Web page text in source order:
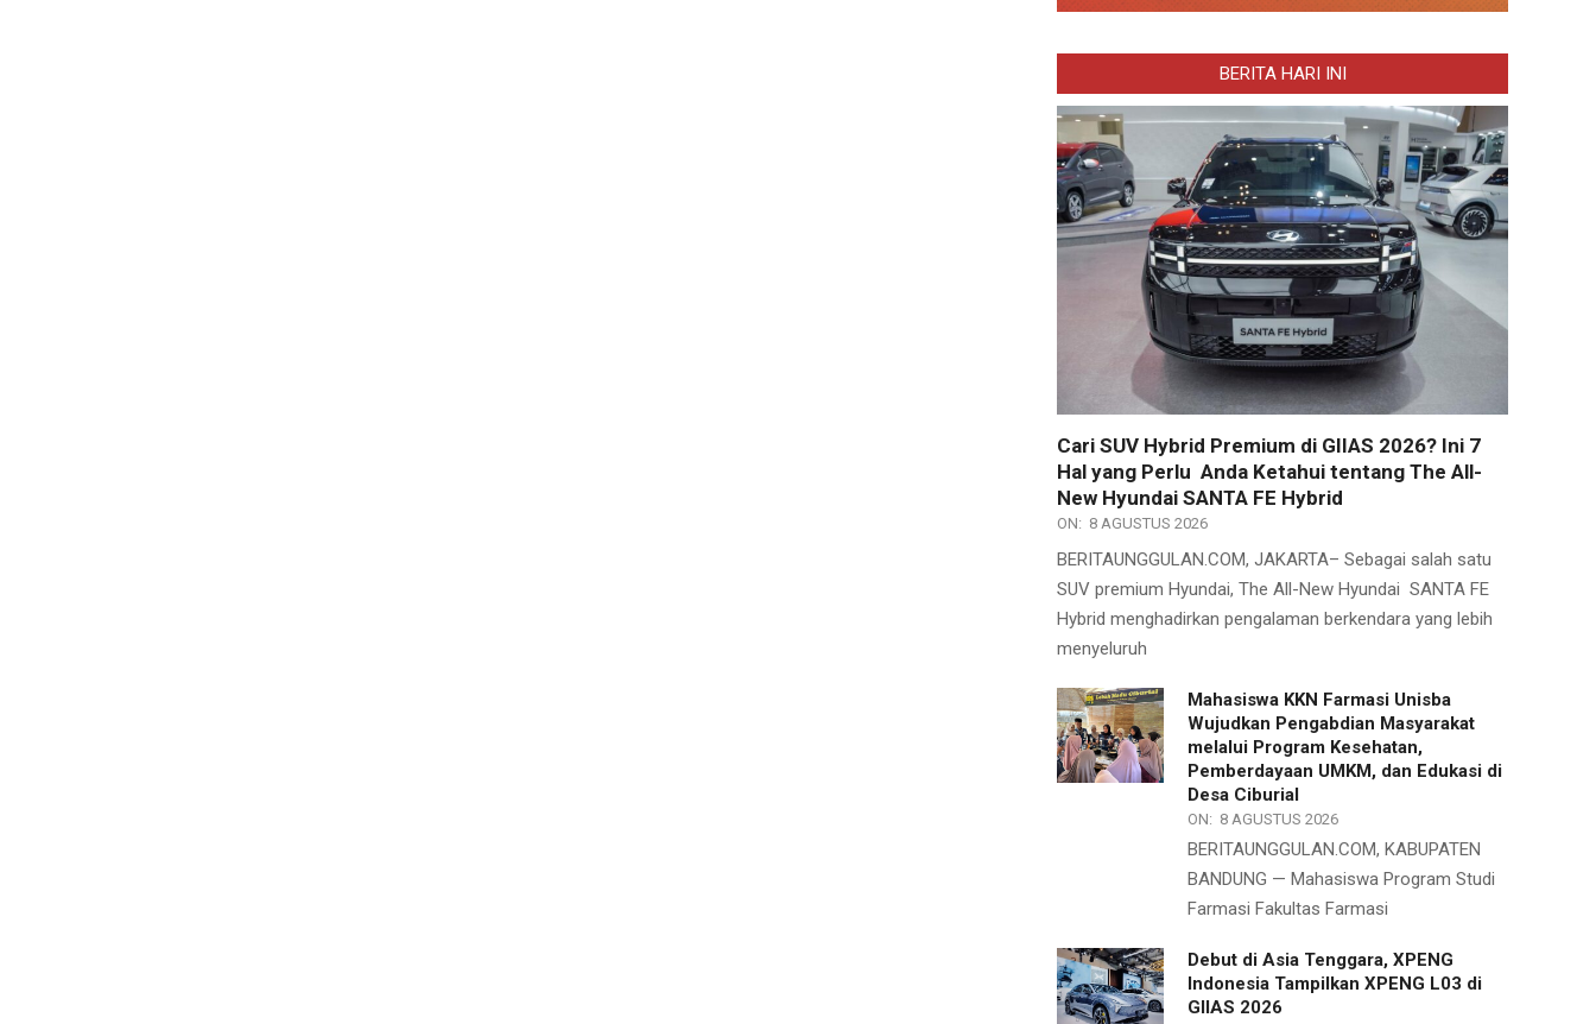
BERITA HARI INI
Cari SUV Hybrid Premium di GIIAS 2026? Ini 7
Hal yang Perlu Anda Ketahui tentang The All-
New Hyundai SANTA FE Hybrid
ON: 8 AGUSTUS 2026
BERITAUNGGULAN.COM, JAKARTA– Sebagai salah satu
SUV premium Hyundai, The All-New Hyundai SANTA FE
Hybrid menghadirkan pengalaman berkendara yang lebih
menyeluruh
Mahasiswa KKN Farmasi Unisba
Wujudkan Pengabdian Masyarakat
melalui Program Kesehatan,
Pemberdayaan UMKM, dan Edukasi di
Desa Ciburial
ON: 8 AGUSTUS 2026
BERITAUNGGULAN.COM, KABUPATEN
BANDUNG — Mahasiswa Program Studi
Farmasi Fakultas Farmasi
Debut di Asia Tenggara, XPENG
Indonesia Tampilkan XPENG L03 di
GIIAS 2026